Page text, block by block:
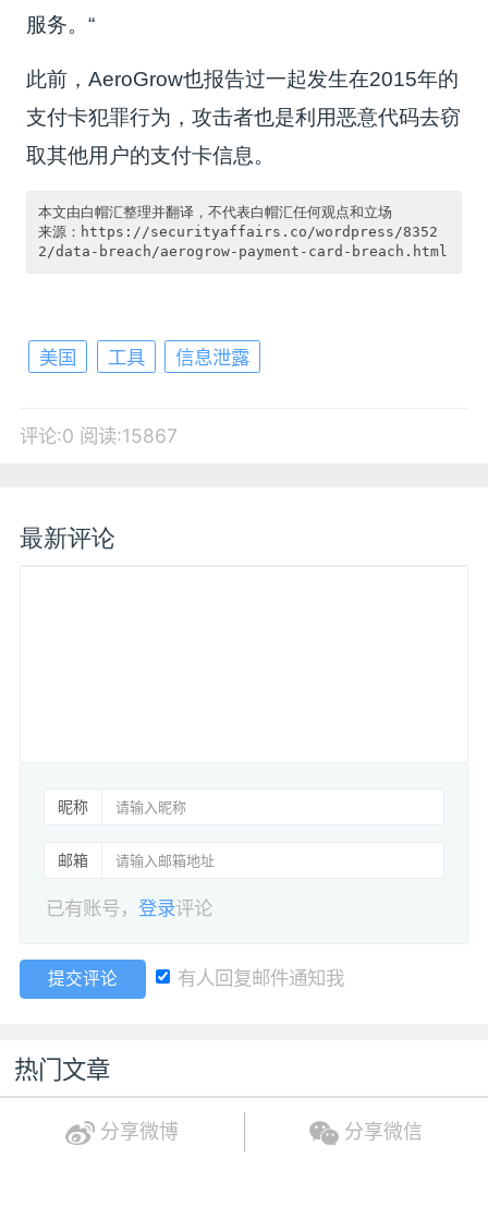
服务。“
此前，AeroGrow也报告过一起发生在2015年的
支付卡犯罪行为，攻击者也是利用恶意代码去窃
取其他用户的支付卡信息。
本文由白帽汇整理并翻译，不代表白帽汇任何观点和立场
来源：https://securityaffairs.co/wordpress/8352
美国 工具 信息泄露
评论:0 阅读:15867
最新评论
昵称
邮箱
已有账号，登录评论
提交评论 有人回复邮件通知我
热门文章
分享微博 分享微信